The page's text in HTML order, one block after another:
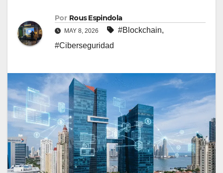
Por Rous Espindola
MAY 8, 2026 #Blockchain,
#Ciberseguridad